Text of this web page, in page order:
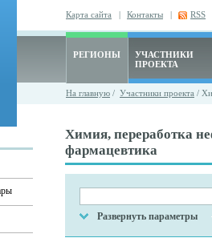
Карта сайта | Контакты | RSS
РЕГИОНЫ
УЧАСТНИКИ
ПРОЕКТА
На главную / Участники проекта /
Химия, переработка
фармацевтика
Развернуть параметры